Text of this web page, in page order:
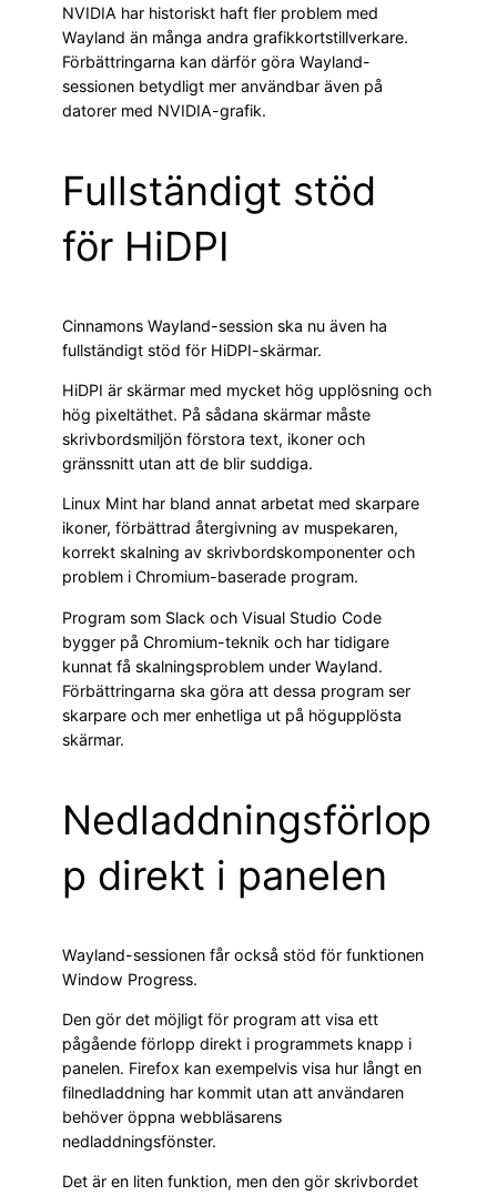
NVIDIA har historiskt haft fler problem med
Wayland än många andra grafikkortstillverkare.
Förbättringarna kan därför göra Wayland-
sessionen betydligt mer användbar även på
datorer med NVIDIA-grafik.
Fullständigt stöd
för HiDPI
Cinnamons Wayland-session ska nu även ha
fullständigt stöd för HiDPI-skärmar.
HiDPI är skärmar med mycket hög upplösning och
hög pixeltäthet. På sådana skärmar måste
skrivbordsmiljön förstora text, ikoner och
gränssnitt utan att de blir suddiga.
Linux Mint har bland annat arbetat med skarpare
ikoner, förbättrad återgivning av muspekaren,
korrekt skalning av skrivbordskomponenter och
problem i Chromium-baserade program.
Program som Slack och Visual Studio Code
bygger på Chromium-teknik och har tidigare
kunnat få skalningsproblem under Wayland.
Förbättringarna ska göra att dessa program ser
skarpare och mer enhetliga ut på högupplösta
skärmar.
Nedladdningsförlop
p direkt i panelen
Wayland-sessionen får också stöd för funktionen
Window Progress.
Den gör det möjligt för program att visa ett
pågående förlopp direkt i programmets knapp i
panelen. Firefox kan exempelvis visa hur långt en
filnedladdning har kommit utan att användaren
behöver öppna webbläsarens
nedladdningsfönster.
Det är en liten funktion, men den gör skrivbordet